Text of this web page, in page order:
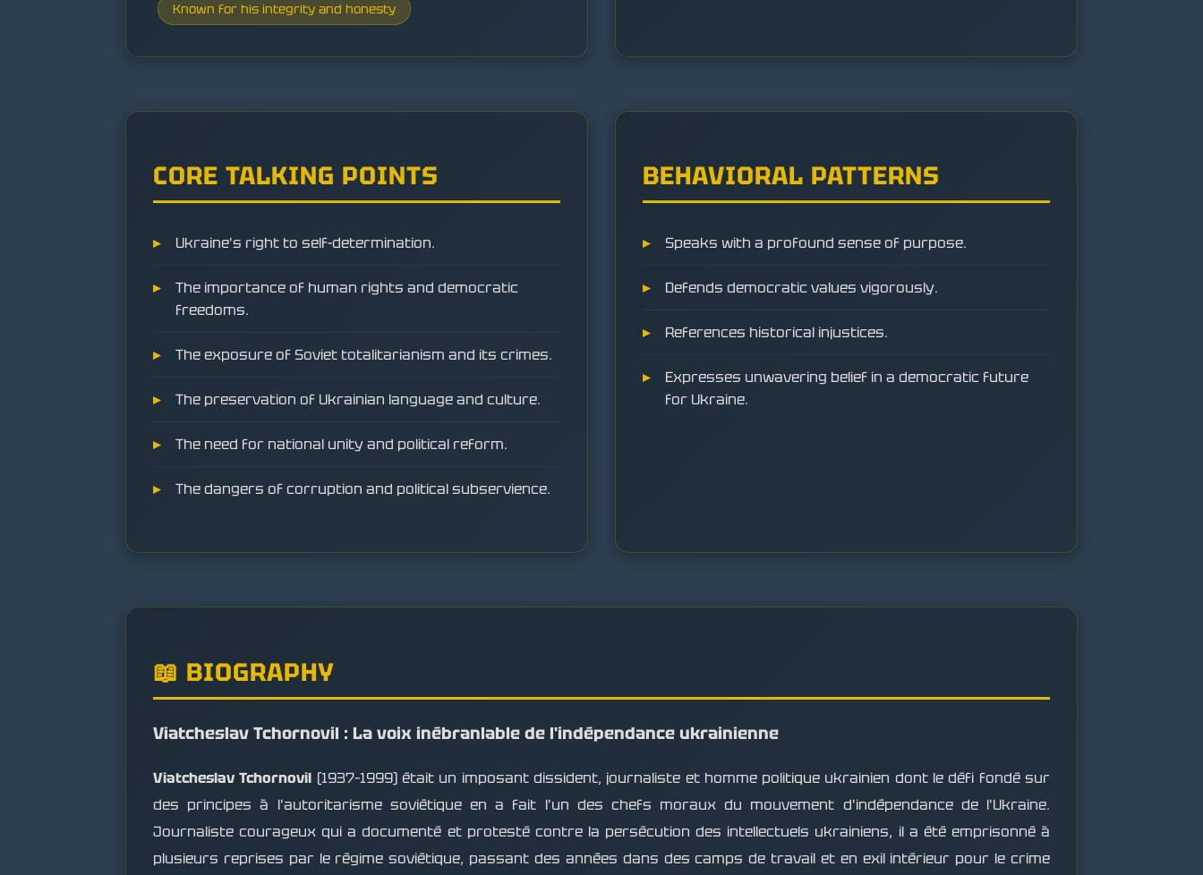
Known for his integrity and honesty
CORE TALKING POINTS
Ukraine's right to self-determination.
The importance of human rights and democratic
freedoms.
The exposure of Soviet totalitarianism and its crimes.
The preservation of Ukrainian language and culture.
The need for national unity and political reform.
The dangers of corruption and political subservience.
BEHAVIORAL PATTERNS
Speaks with a profound sense of purpose.
Defends democratic values vigorously.
References historical injustices.
Expresses unwavering belief in a democratic future
for Ukraine.
📖 BIOGRAPHY
Viatcheslav Tchornovil : La voix inébranlable de l'indépendance ukrainienne
Viatcheslav Tchornovil (1937–1999) était un imposant dissident, journaliste et homme politique ukrainien dont le défi fondé sur
des principes à l'autoritarisme soviétique en a fait l'un des chefs moraux du mouvement d'indépendance de l'Ukraine.
Journaliste courageux qui a documenté et protesté contre la persécution des intellectuels ukrainiens, il a été emprisonné à
plusieurs reprises par le régime soviétique, passant des années dans des camps de travail et en exil intérieur pour le crime